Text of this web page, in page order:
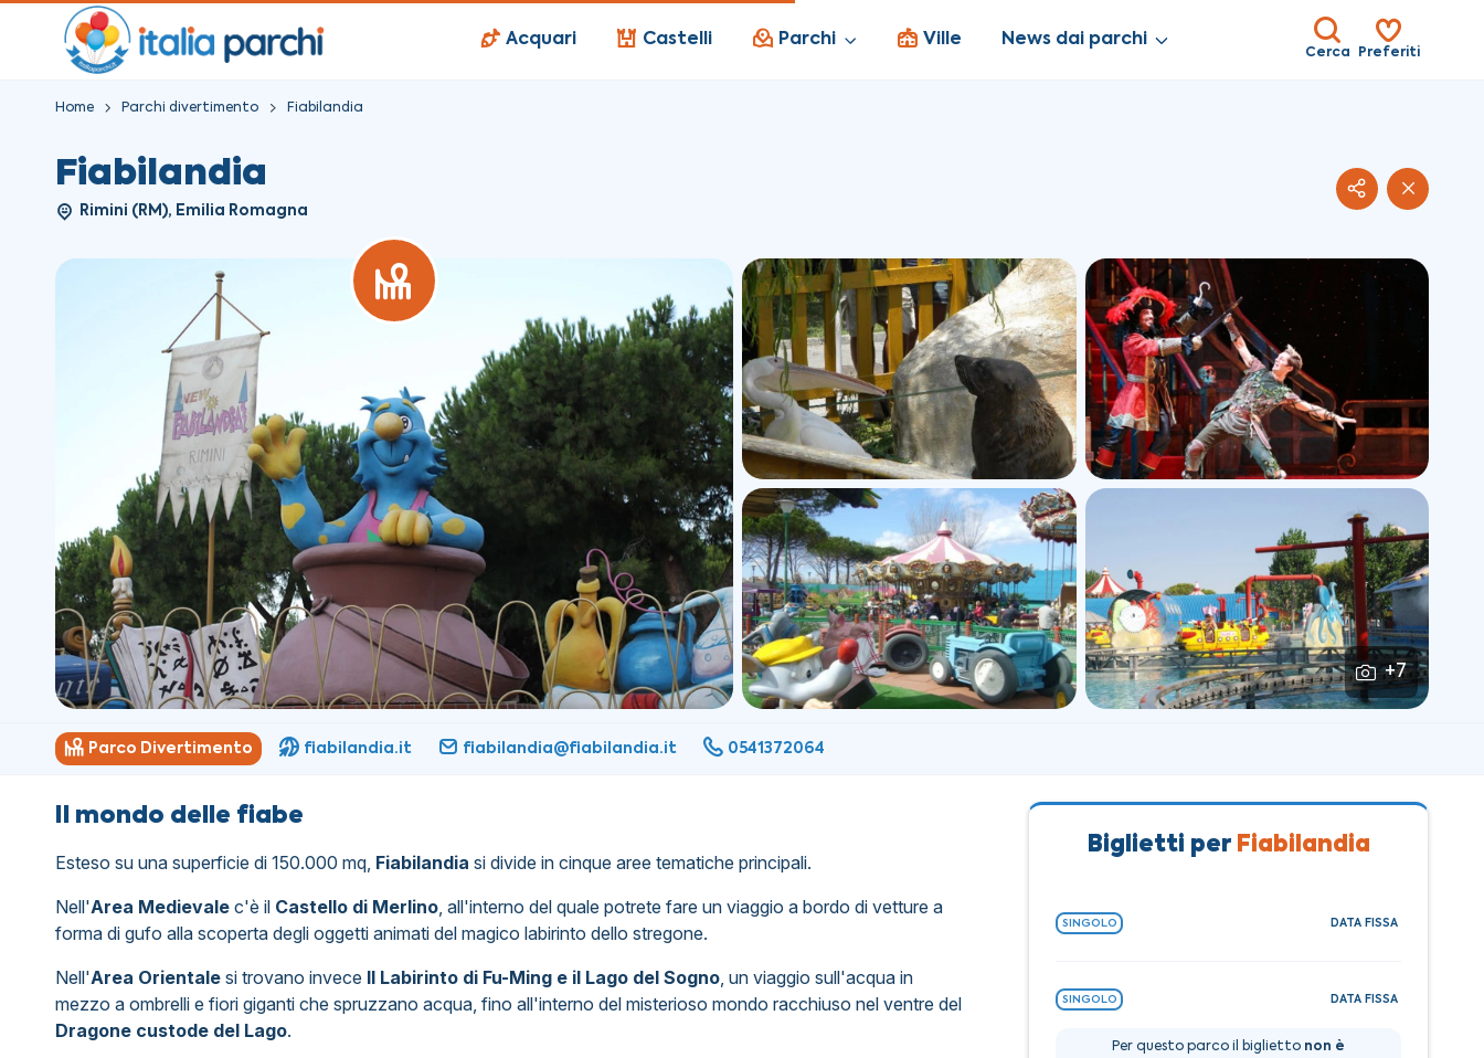
Acquari Castelli Parchi Ville News dai parchi
Cerca Preferiti
Home Parchi divertimento Fiabilandia
Fiabilandia
Rimini (RM), Emilia Romagna
+7
Parco Divertimento fiabilandia.it fiabilandia@fiabilandia.it 0541372064
Il mondo delle fiabe
Esteso su una superficie di 150.000 mq, Fiabilandia si divide in cinque aree tematiche principali.
Nell'Area Medievalec'è il Castello di Merlino, all'interno del quale potrete fare un viaggio a bordo di vetture a
forma di gufo alla scoperta degli oggetti animati del magico labirinto dello stregone.
Nell'Area Orientalesi trovano invece Il Labirinto di Fu-Ming e il Lago del Sogno, un viaggio sull'acqua in
mezzo a ombrelli e fiori giganti che spruzzano acqua, fino all'interno del misterioso mondo racchiuso nel ventre del
Dragone custode del Lago.
Biglietti per Fiabilandia
SINGOLO DATA FISSA
SINGOLO DATA FISSA
Per questo parco il biglietto non è